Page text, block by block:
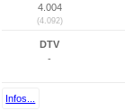
4.004
(4.092)
DTV
-
Infos...